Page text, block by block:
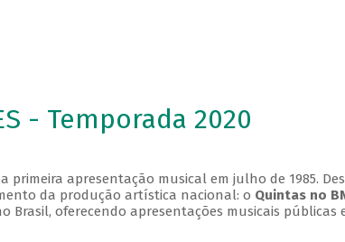
- Temporada 2020
primeira apresentação musical em julho de 1985.
da produção artística nacional: o Quintas no
oferecendo apresentações musicais públicas